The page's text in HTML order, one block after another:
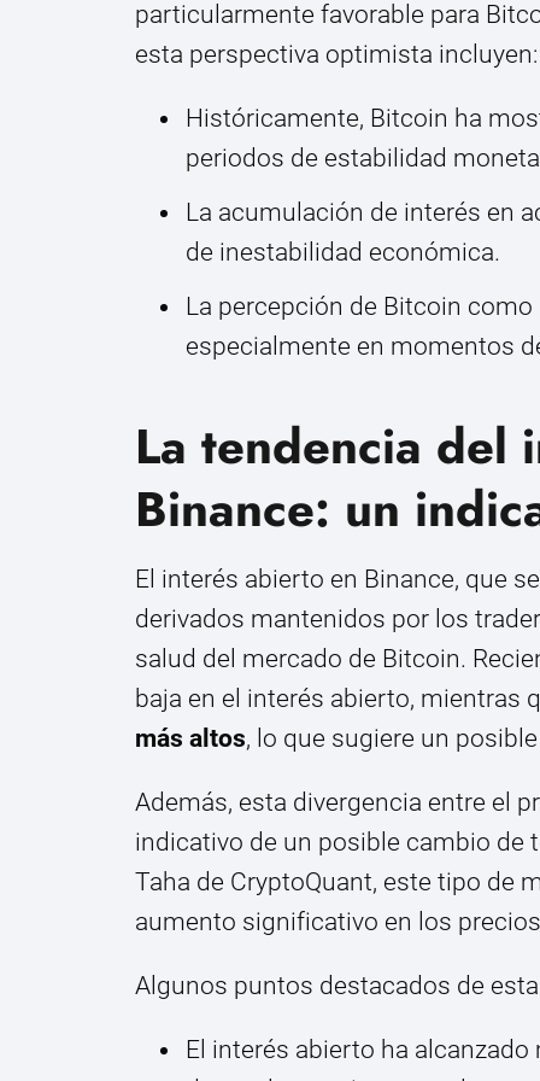
particularmente favorable para
esta perspectiva optimista incluyen:
Históricamente, Bitcoin ha
periodos de estabilidad
La acumulación de interés en
de inestabilidad económica.
La percepción de Bitcoin
especialmente en momentos
La tendencia del
Binance: un
El interés abierto en Binance, que
derivados mantenidos por los
salud del mercado de Bitcoin.
baja en el interés abierto,
más altos, lo que sugiere un
Además, esta divergencia entre el
indicativo de un posible cambio de
Taha de CryptoQuant, este tipo de
aumento significativo en los
Algunos puntos destacados de
El interés abierto ha